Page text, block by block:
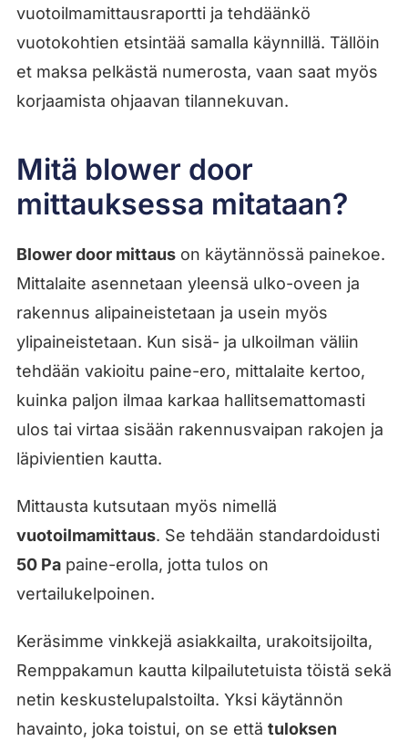
vuotoilmamittausraportti ja tehdäänkö
vuotokohtien etsintää samalla käynnillä. Tällöin
et maksa pelkästä numerosta, vaan saat myös
korjaamista ohjaavan tilannekuvan.
Mitä blower door
mittauksessa mitataan?
Blower door mittauson käytännössä painekoe.
Mittalaite asennetaan yleensä ulko-oveen ja
rakennus alipaineistetaan ja usein myös
ylipaineistetaan. Kun sisä- ja ulkoilman väliin
tehdään vakioitu paine-ero, mittalaite kertoo,
kuinka paljon ilmaa karkaa hallitsemattomasti
ulos tai virtaa sisään rakennusvaipan rakojen ja
läpivientien kautta.
Mittausta kutsutaan myös nimellä
vuotoilmamittaus. Se tehdään standardoidusti
50 Papaine-erolla, jotta tulos on
vertailukelpoinen.
Keräsimme vinkkejä asiakkailta, urakoitsijoilta,
Remppakamun kautta kilpailutetuista töistä sekä
netin keskustelupalstoilta. Yksi käytännön
havainto, joka toistui, on se että tuloksen